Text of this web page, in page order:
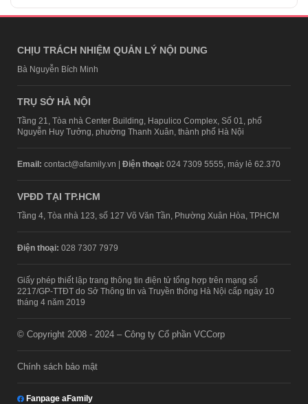
CHỊU TRÁCH NHIỆM QUẢN LÝ NỘI DUNG
Bà Nguyễn Bích Minh
TRỤ SỞ HÀ NỘI
Tầng 21, Tòa nhà Center Building, Hapulico Complex, Số 01, phố
Nguyễn Huy Tưởng, phường Thanh Xuân, thành phố Hà Nội
Email: contact@afamily.vn | Điện thoại: 024 7309 5555, máy lẻ 62.370
VPĐD TẠI TP.HCM
Tầng 4, Tòa nhà 123, số 127 Võ Văn Tần, Phường Xuân Hòa, TPHCM
Điện thoại: 028 7307 7979
Giấy phép thiết lập trang thông tin điện tử tổng hợp trên mạng số
2217/GP-TTĐT do Sở Thông tin và Truyền thông Hà Nội cấp ngày 10
tháng 4 năm 2019
© Copyright 2008 - 2024 – Công ty Cổ phần VCCorp
Chính sách bảo mật
Fanpage aFamily